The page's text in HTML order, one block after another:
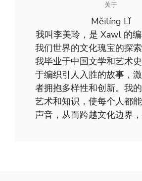
关于
Měilíng Lǐ
我叫李美玲，是 Xawl 的
我们世界的文化瑰宝的探索
我毕业于中国文学和艺术
于编织引人入胜的故事，
者拥抱多样性和创新。我
艺术和知识，使每个人都
声音，从而跨越文化边界，